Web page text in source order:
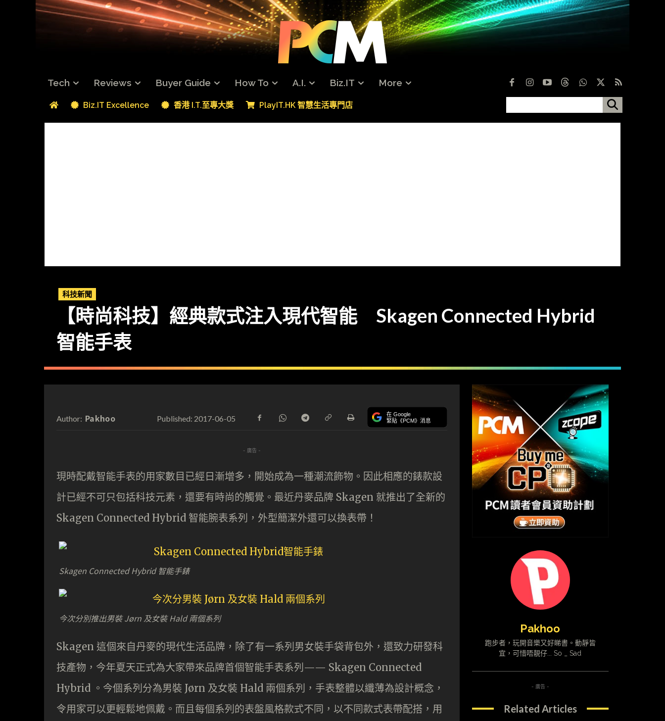
Tech Reviews Buyer Guide How To A.I. Biz.IT More
Biz.IT Excellence 香港 I.T.至專大獎 PlayIT.HK 智慧生活專門店
科技新聞
【時尚科技】經典款式注入現代智能 Skagen Connected Hybrid
智能手表
Author: Pakhoo Published: 2017-06-05 在 Google
緊貼《PCM》消息
- 廣告 -
現時配戴智能手表的用家數目已經日漸增多，開始成為一種潮流飾物。因此相應的錶款設
計已經不可只包括科技元素，還要有時尚的觸覺。最近丹麥品牌 Skagen 就推出了全新的
Skagen Connected Hybrid 智能腕表系列，外型簡潔外還可以換表帶！
Skagen Connected Hybrid 智能手錶
今次分別推出男裝 Jørn 及女裝 Hald 兩個系列
Skagen 這個來自丹麥的現代生活品牌，除了有一系列男女裝手袋背包外，還致力研發科
技產物，今年夏天正式為大家帶來品牌首個智能手表系列—— Skagen Connected
Hybrid 。今個系列分為男裝 Jørn 及女裝 Hald 兩個系列，手表整體以纖薄為設計概念，
令用家可以更輕鬆地佩戴。而且每個系列的表盤風格款式不同，以不同款式表帶配搭，用
Pakhoo
跑步者，玩開音樂又好睇書。動靜皆
宜，可惜唔靚仔... So _ Sad
- 廣告 -
Related Articles